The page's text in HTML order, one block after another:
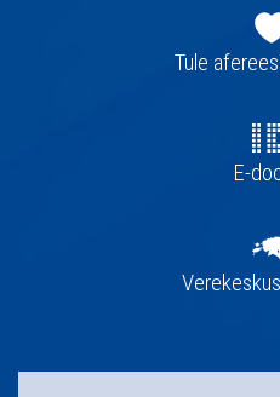
navigatsioon
Tule
E-